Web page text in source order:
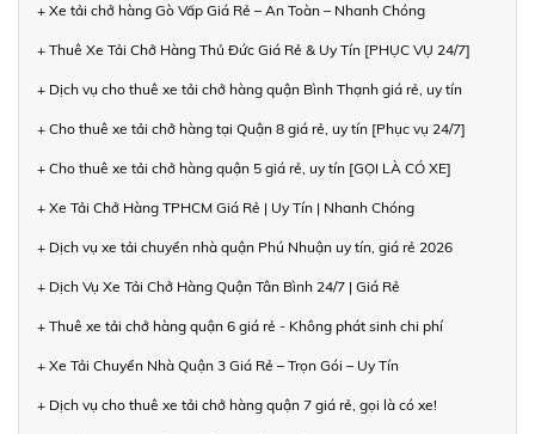
+ Xe tải chở hàng Gò Vấp Giá Rẻ – An Toàn – Nhanh Chóng
+ Thuê Xe Tải Chở Hàng Thủ Đức Giá Rẻ & Uy Tín [PHỤC VỤ 24/7]
+ Dịch vụ cho thuê xe tải chở hàng quận Bình Thạnh giá rẻ, uy tín
+ Cho thuê xe tải chở hàng tại Quận 8 giá rẻ, uy tín [Phục vụ 24/7]
+ Cho thuê xe tải chở hàng quận 5 giá rẻ, uy tín [GỌI LÀ CÓ XE]
+ Xe Tải Chở Hàng TPHCM Giá Rẻ | Uy Tín | Nhanh Chóng
+ Dịch vụ xe tải chuyển nhà quận Phú Nhuận uy tín, giá rẻ 2026
+ Dịch Vụ Xe Tải Chở Hàng Quận Tân Bình 24/7 | Giá Rẻ
+ Thuê xe tải chở hàng quận 6 giá rẻ - Không phát sinh chi phí
+ Xe Tải Chuyển Nhà Quận 3 Giá Rẻ – Trọn Gói – Uy Tín
+ Dịch vụ cho thuê xe tải chở hàng quận 7 giá rẻ, gọi là có xe!